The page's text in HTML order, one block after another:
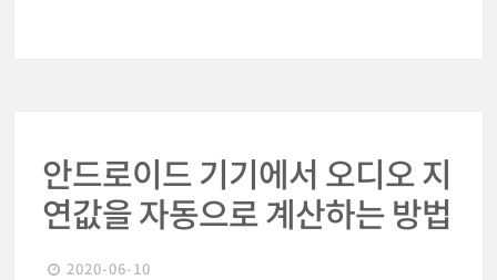
안드로이드 기기에서 오디오 지
연값을 자동으로 계산하는 방법
2020-06-10